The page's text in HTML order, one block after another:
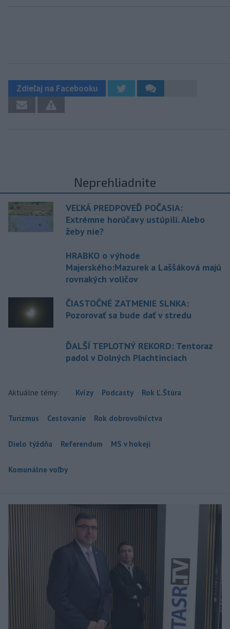
Zdieľaj na Facebooku
Neprehliadnite
VEĽKÁ PREDPOVEĎ POČASIA:
Extrémne horúčavy ustúpili. Alebo
žeby nie?
HRABKO o výhode
Majerského:Mazurek a Laššáková majú
rovnakých voličov
ČIASTOČNÉ ZATMENIE SLNKA:
Pozorovať sa bude dať v stredu
ĎALŠÍ TEPLOTNÝ REKORD: Tentoraz
padol v Dolných Plachtinciach
Aktuálne témy: Kvízy Podcasty Rok Ľ.Štúra
Turizmus Cestovanie Rok dobrovoľníctva
Dielo týždňa Referendum MS v hokeji
Komunálne voľby